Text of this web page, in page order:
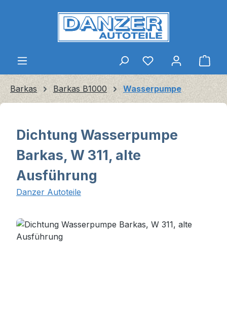
Zum Hauptinhalt springen
Barkas Barkas B1000 Wasserpumpe
Dichtung Wasserpumpe
Barkas, W 311, alte
Ausführung
Danzer Autoteile
Bildergalerie überspringen